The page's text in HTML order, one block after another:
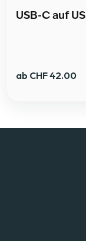
USB-C auf
ab CHF42.00